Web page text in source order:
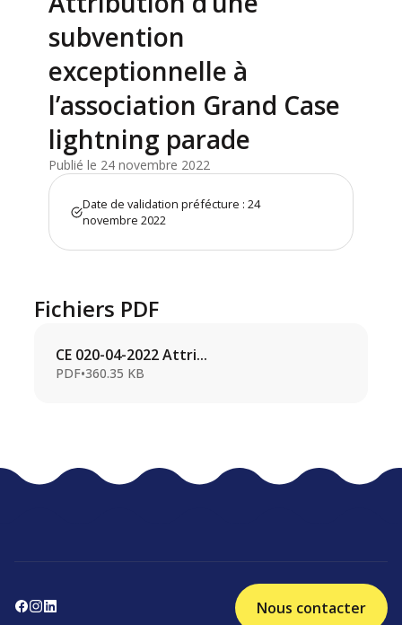
subvention
exceptionnelle à
l’association Grand Case
lightning parade
Publié le 24 novembre 2022
Date de validation préfécture : 24
novembre 2022
Fichiers PDF
CE 020-04-2022 Attri...
PDF•360.35 KB
Nous contacter